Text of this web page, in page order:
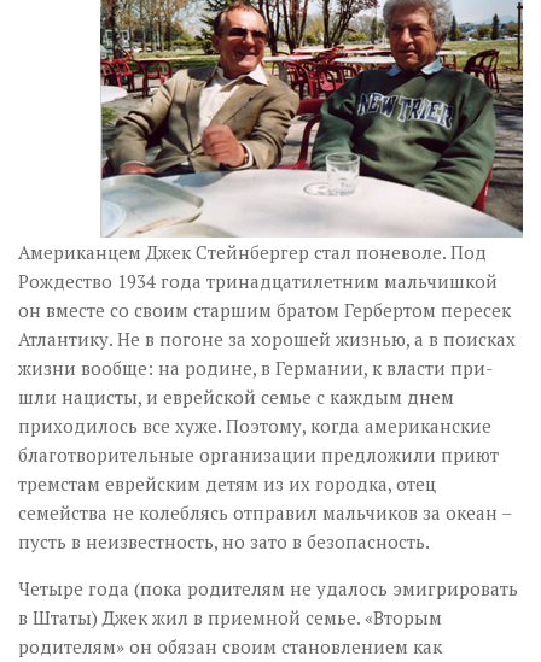
Американцем Джек Стейнбергер стал поневоле. Под
Рождество 1934 года тринадцатилетним мальчишкой
он вместе со своим старшим братом Гербертом пересек
Атлантику. Не в погоне за хорошей жизнью, а в поисках
жизни вообще: на родине, в Германии, к власти при­
шли нацисты, и еврейской семье с каждым днем
приходилось все хуже. Поэтому, когда американские
благотворительные организации предложили приют
тремстам еврейским детям из их городка, отец
семейства не колеблясь отправил мальчиков за океан –
пусть в неизвестность, но зато в безопасность.
Четыре года (пока родителям не удалось эмигрировать
в Штаты) Джек жил в приемной семье. «Вторым
родителям» он обязан своим становлением как